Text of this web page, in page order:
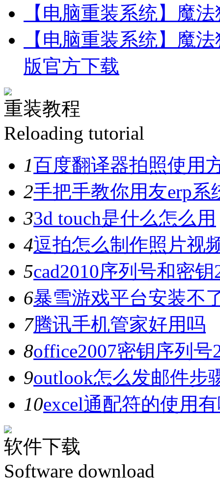
【电脑重装系统】魔
【电脑重装系统】魔
版官方下载
重装教程
Reloading tutorial
1百度翻译器拍照使用
2手把手教你用友erp系
33d touch是什么怎么用
4逗拍怎么制作照片视
5cad2010序列号和密
6暴雪游戏平台安装不
7腾讯手机管家好用吗
8office2007密钥序列号
9outlook怎么发邮件步
10excel通配符的使用
软件下载
Software download